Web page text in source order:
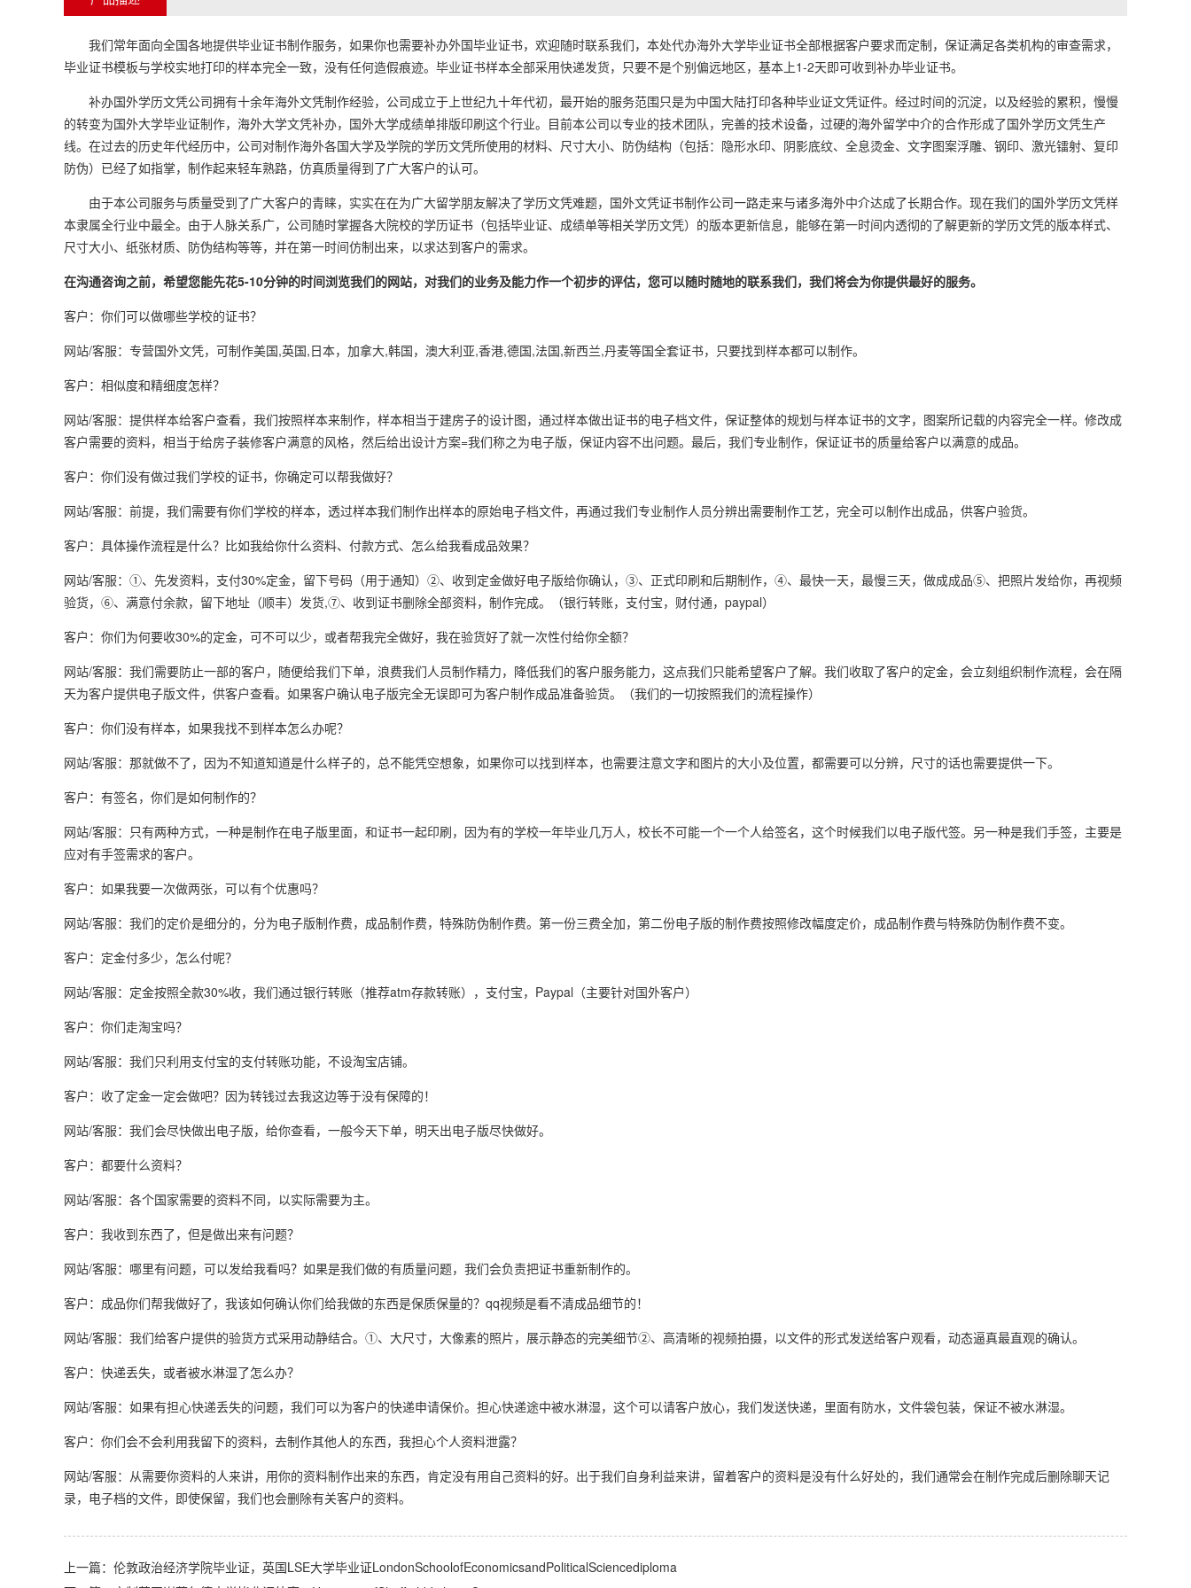
我们常年面向全国各地提供毕业证书制作服务，如果你也需要补办外国毕业证书，欢迎随时联系我们，本处代办海外大学毕业证书全部根据客户要求而定制，保证满足各类机构的审查需求，
毕业证书模板与学校实地打印的样本完全一致，没有任何造假痕迹。毕业证书样本全部采用快递发货，只要不是个别偏远地区，基本上1-2天即可收到补办毕业证书。
补办国外学历文凭公司拥有十余年海外文凭制作经验，公司成立于上世纪九十年代初，最开始的服务范围只是为中国大陆打印各种毕业证文凭证件。经过时间的沉淀，以及经验的累积，慢慢
的转变为国外大学毕业证制作，海外大学文凭补办，国外大学成绩单排版印刷这个行业。目前本公司以专业的技术团队，完善的技术设备，过硬的海外留学中介的合作形成了国外学历文凭生产
线。在过去的历史年代经历中，公司对制作海外各国大学及学院的学历文凭所使用的材料、尺寸大小、防伪结构（包括：隐形水印、阴影底纹、全息烫金、文字图案浮雕、钢印、激光镭射、复印
防伪）已经了如指掌，制作起来轻车熟路，仿真质量得到了广大客户的认可。
由于本公司服务与质量受到了广大客户的青睐，实实在在为广大留学朋友解决了学历文凭难题，国外文凭证书制作公司一路走来与诸多海外中介达成了长期合作。现在我们的国外学历文凭样
本隶属全行业中最全。由于人脉关系广，公司随时掌握各大院校的学历证书（包括毕业证、成绩单等相关学历文凭）的版本更新信息，能够在第一时间内透彻的了解更新的学历文凭的版本样式、
尺寸大小、纸张材质、防伪结构等等，并在第一时间仿制出来，以求达到客户的需求。
在沟通咨询之前，希望您能先花5-10分钟的时间浏览我们的网站，对我们的业务及能力作一个初步的评估，您可以随时随地的联系我们，我们将会为你提供最好的服务。
客户：你们可以做哪些学校的证书？
网站/客服：专营国外文凭，可制作美国,英国,日本，加拿大,韩国，澳大利亚,香港,德国,法国,新西兰,丹麦等国全套证书，只要找到样本都可以制作。
客户：相似度和精细度怎样？
网站/客服：提供样本给客户查看，我们按照样本来制作，样本相当于建房子的设计图，通过样本做出证书的电子档文件，保证整体的规划与样本证书的文字，图案所记载的内容完全一样。修改成
客户需要的资料，相当于给房子装修客户满意的风格，然后给出设计方案=我们称之为电子版，保证内容不出问题。最后，我们专业制作，保证证书的质量给客户以满意的成品。
客户：你们没有做过我们学校的证书，你确定可以帮我做好？
网站/客服：前提，我们需要有你们学校的样本，透过样本我们制作出样本的原始电子档文件，再通过我们专业制作人员分辨出需要制作工艺，完全可以制作出成品，供客户验货。
客户：具体操作流程是什么？比如我给你什么资料、付款方式、怎么给我看成品效果？
网站/客服：①、先发资料，支付30%定金，留下号码（用于通知）②、收到定金做好电子版给你确认，③、正式印刷和后期制作，④、最快一天，最慢三天，做成成品⑤、把照片发给你，再视频
验货，⑥、满意付余款，留下地址（顺丰）发货,⑦、收到证书删除全部资料，制作完成。（银行转账，支付宝，财付通，paypal）
客户：你们为何要收30%的定金，可不可以少，或者帮我完全做好，我在验货好了就一次性付给你全额？
网站/客服：我们需要防止一部的客户，随便给我们下单，浪费我们人员制作精力，降低我们的客户服务能力，这点我们只能希望客户了解。我们收取了客户的定金，会立刻组织制作流程，会在隔
天为客户提供电子版文件，供客户查看。如果客户确认电子版完全无误即可为客户制作成品准备验货。（我们的一切按照我们的流程操作）
客户：你们没有样本，如果我找不到样本怎么办呢？
网站/客服：那就做不了，因为不知道知道是什么样子的，总不能凭空想象，如果你可以找到样本，也需要注意文字和图片的大小及位置，都需要可以分辨，尺寸的话也需要提供一下。
客户：有签名，你们是如何制作的？
网站/客服：只有两种方式，一种是制作在电子版里面，和证书一起印刷，因为有的学校一年毕业几万人，校长不可能一个一个人给签名，这个时候我们以电子版代签。另一种是我们手签，主要是
应对有手签需求的客户。
客户：如果我要一次做两张，可以有个优惠吗？
网站/客服：我们的定价是细分的，分为电子版制作费，成品制作费，特殊防伪制作费。第一份三费全加，第二份电子版的制作费按照修改幅度定价，成品制作费与特殊防伪制作费不变。
客户：定金付多少，怎么付呢？
网站/客服：定金按照全款30%收，我们通过银行转账（推荐atm存款转账），支付宝，Paypal（主要针对国外客户）
客户：你们走淘宝吗？
网站/客服：我们只利用支付宝的支付转账功能，不设淘宝店铺。
客户：收了定金一定会做吧？因为转钱过去我这边等于没有保障的！
网站/客服：我们会尽快做出电子版，给你查看，一般今天下单，明天出电子版尽快做好。
客户：都要什么资料？
网站/客服：各个国家需要的资料不同，以实际需要为主。
客户：我收到东西了，但是做出来有问题？
网站/客服：哪里有问题，可以发给我看吗？如果是我们做的有质量问题，我们会负责把证书重新制作的。
客户：成品你们帮我做好了，我该如何确认你们给我做的东西是保质保量的？qq视频是看不清成品细节的！
网站/客服：我们给客户提供的验货方式采用动静结合。①、大尺寸，大像素的照片，展示静态的完美细节②、高清晰的视频拍摄，以文件的形式发送给客户观看，动态逼真最直观的确认。
客户：快递丢失，或者被水淋湿了怎么办？
网站/客服：如果有担心快递丢失的问题，我们可以为客户的快递申请保价。担心快递途中被水淋湿，这个可以请客户放心，我们发送快递，里面有防水，文件袋包装，保证不被水淋湿。
客户：你们会不会利用我留下的资料，去制作其他人的东西，我担心个人资料泄露？
网站/客服：从需要你资料的人来讲，用你的资料制作出来的东西，肯定没有用自己资料的好。出于我们自身利益来讲，留着客户的资料是没有什么好处的，我们通常会在制作完成后删除聊天记
录，电子档的文件，即使保留，我们也会删除有关客户的资料。
上一篇：伦敦政治经济学院毕业证，英国LSE大学毕业证LondonSchoolofEconomicsandPoliticalSciencediploma